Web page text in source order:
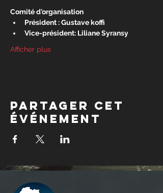
Comité d'organisation
Président : Gustave koffi
Vice-président: Liliane Syransy
Afficher plus
Partager cet
événement